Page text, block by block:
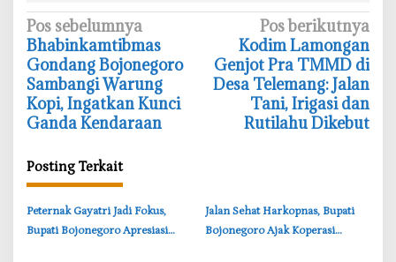
N
a
v
i
g
s
i
p
Pos sebelumnya
‎Bhabinkamtibmas
Gondang Bojonegoro
Sambangi Warung
Kopi, Ingatkan Kunci
Ganda Kendaraan
Pos berikutnya
‎Kodim Lamongan
Genjot Pra TMMD di
Desa Telemang: Jalan
Tani, Irigasi dan
Rutilahu Dikebut
Posting Terkait
‎Peternak Gayatri Jadi Fokus,
Bupati Bojonegoro Apresiasi
‎Jalan Sehat Harkopnas, Bupati
Bojonegoro Ajak Koperasi